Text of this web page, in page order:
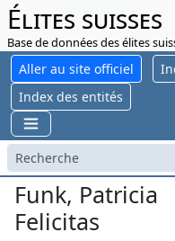
Élites suisses
Base de données des élites
Aller au site officiel
Index des entités
Funk, Patricia
Felicitas